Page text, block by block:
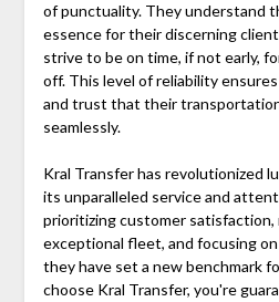
of punctuality. They understand
essence for their discerning
strive to be on time, if not early,
off. This level of reliability
and trust that their
seamlessly.
Kral Transfer has revolutionized
its unparalleled service and
prioritizing customer satisfaction,
exceptional fleet, and focusing
they have set a new benchmark
choose Kral Transfer, you're